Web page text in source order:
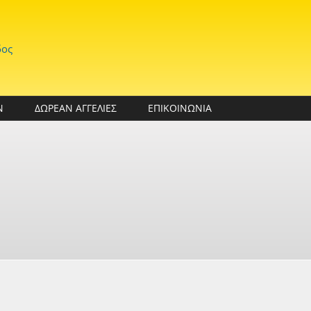
ΔΩΡΕΑΝ ΑΓΓΕΛΙΕΣ ΕΠΙΚΟΙΝΩΝΙΑ